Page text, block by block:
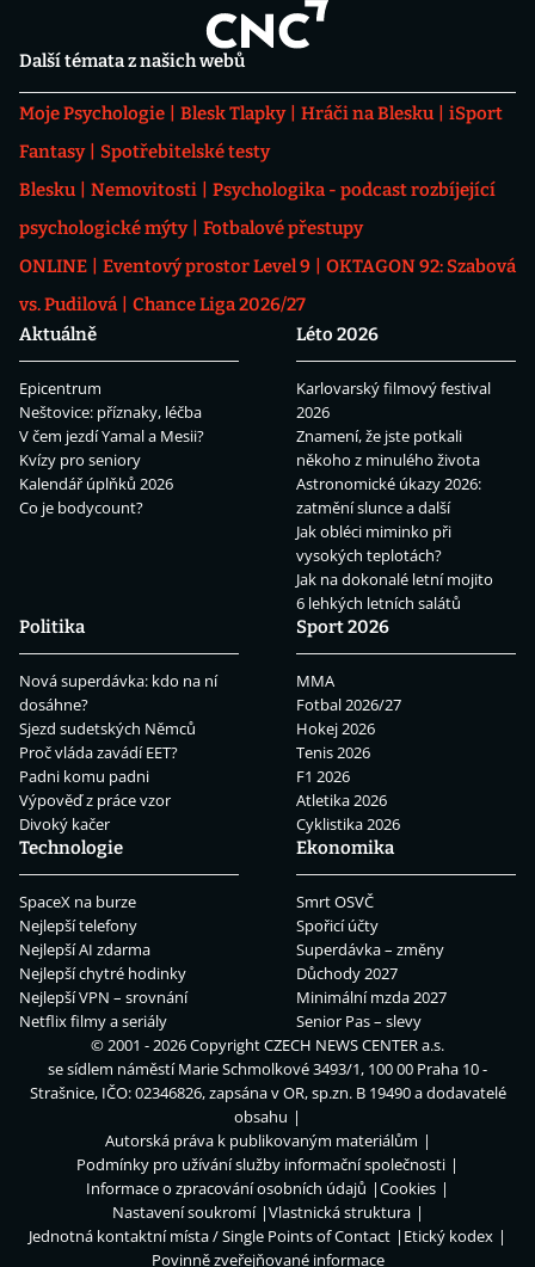
Další témata z našich webů
Moje Psychologie Blesk Tlapky Hráči na Blesku
iSport
Fantasy
Spotřebitelské testy
Blesku
Nemovitosti
Psychologika - podcast rozbíjející
psychologické mýty
Fotbalové přestupy
ONLINE
Eventový prostor Level 9
OKTAGON 92: Szabová
vs. Pudilová
Chance Liga 2026/27
Aktuálně
Epicentrum
Neštovice: příznaky, léčba
V čem jezdí Yamal a Mesii?
Kvízy pro seniory
Kalendář úplňků 2026
Co je bodycount?
Léto 2026
Karlovarský filmový festival
2026
Znamení, že jste potkali
někoho z minulého života
Astronomické úkazy 2026:
zatmění slunce a další
Jak obléci miminko při
vysokých teplotách?
Jak na dokonalé letní mojito
6 lehkých letních salátů
Politika
Nová superdávka: kdo na ní
dosáhne?
Sjezd sudetských Němců
Proč vláda zavádí EET?
Padni komu padni
Výpověď z práce vzor
Divoký kačer
Sport 2026
MMA
Fotbal 2026/27
Hokej 2026
Tenis 2026
F1 2026
Atletika 2026
Cyklistika 2026
Technologie
SpaceX na burze
Nejlepší telefony
Nejlepší AI zdarma
Nejlepší chytré hodinky
Nejlepší VPN – srovnání
Netflix filmy a seriály
Ekonomika
Smrt OSVČ
Spořicí účty
Superdávka – změny
Důchody 2027
Minimální mzda 2027
Senior Pas – slevy
© 2001 - 2026 CopyrightCZECH NEWS CENTER a.s.
se sídlem náměstí Marie Schmolkové 3493/1, 100 00 Praha 10 -
Strašnice, IČO: 02346826, zapsána v OR, sp.zn. B 19490 a dodavatelé
obsahu
Autorská práva k publikovaným materiálům
Podmínky pro užívání služby informační společnosti
Informace o zpracování osobních údajů
Cookies
Nastavení soukromí
Vlastnická struktura
Jednotná kontaktní místa / Single Points of Contact
Etický kodex
Povinně zveřejňované informace